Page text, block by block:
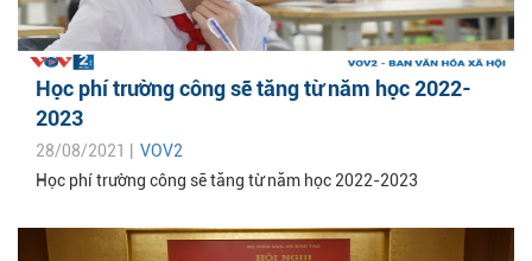
Học phí trường công sẽ tăng từ năm học 2022-
2023
28/08/2021 | VOV2
Học phí trường công sẽ tăng từ năm học 2022-2023